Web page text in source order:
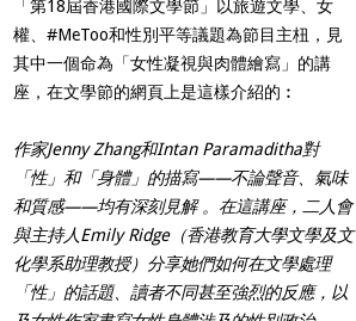
「第18屆香港國際文學節」以旅遊文學、女
權、#MeToo和性別平等議題為節目主杻，見
其中一個命為「女性凝視與肉體繪寫」的講
座，在文學節的網頁上是這樣介紹的︰
作家Jenny Zhang和Intan Paramaditha對
「性」和「身體」的描寫——不論聲音、氣味
和質感——均有深刻見解 。在這講座，二人會
與主持人Emily Ridge（香港教育大學文學及文
化學系助理教授） 分享她們如何在文學處理
「性」的話題、讀者不同甚至強烈的反應，以